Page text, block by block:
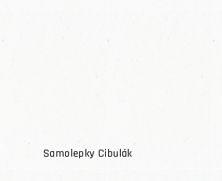
Samolepky Cibulák